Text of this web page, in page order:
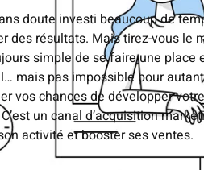
doute investi beaucoup de
des résultats. Mais tirez-vous le
simple de se faire une
mais pas impossible pour
vos chances de développer
un canal d’acquisition
activité et booster ses ventes.